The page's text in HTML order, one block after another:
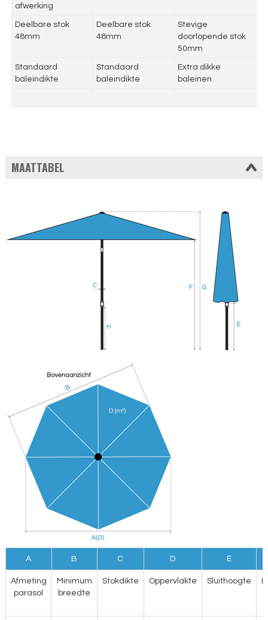
afwerking
Deelbare stok
48mm
Deelbare stok
48mm
Stevige
doorlopende stok
50mm
Standaard
baleindikte
Standaard
baleindikte
Extra dikke
baleinen
MAATTABEL
A B C D E
Afmeting
parasol
Minimum
breedte
Stokdikte Oppervlakte Sluithoogte